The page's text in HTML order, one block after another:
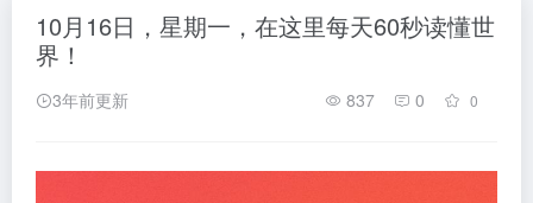
10月16日，星期一，在这里每天60秒读懂世
界！
3年前更新 837 0 0